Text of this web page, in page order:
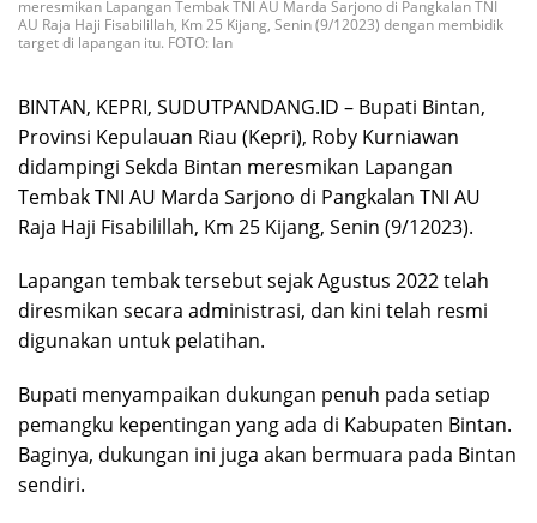
meresmikan Lapangan Tembak TNI AU Marda Sarjono di Pangkalan TNI
AU Raja Haji Fisabilillah, Km 25 Kijang, Senin (9/12023) dengan membidik
target di lapangan itu. FOTO: Ian
BINTAN, KEPRI, SUDUTPANDANG.ID – Bupati Bintan,
Provinsi Kepulauan Riau (Kepri), Roby Kurniawan
didampingi Sekda Bintan meresmikan Lapangan
Tembak TNI AU Marda Sarjono di Pangkalan TNI AU
Raja Haji Fisabilillah, Km 25 Kijang, Senin (9/12023).
Lapangan tembak tersebut sejak Agustus 2022 telah
diresmikan secara administrasi, dan kini telah resmi
digunakan untuk pelatihan.
Bupati menyampaikan dukungan penuh pada setiap
pemangku kepentingan yang ada di Kabupaten Bintan.
Baginya, dukungan ini juga akan bermuara pada Bintan
sendiri.